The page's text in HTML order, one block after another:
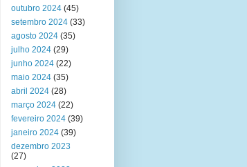
outubro 2024 (45)
setembro 2024 (33)
agosto 2024 (35)
julho 2024 (29)
junho 2024 (22)
maio 2024 (35)
abril 2024 (28)
março 2024 (22)
fevereiro 2024 (39)
janeiro 2024 (39)
dezembro 2023
(27)